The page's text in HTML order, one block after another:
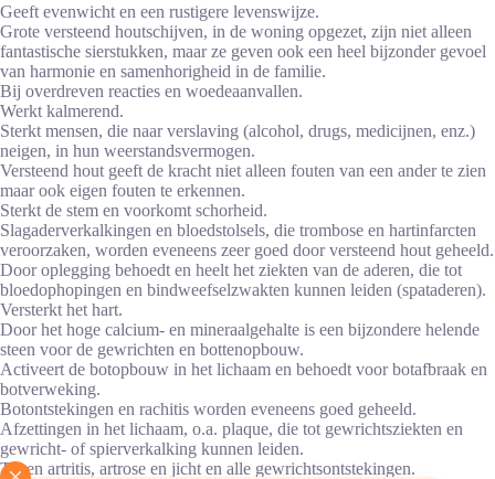
Geeft evenwicht en een rustigere levenswijze.
Grote versteend houtschijven, in de woning opgezet, zijn niet alleen
fantastische sierstukken, maar ze geven ook een heel bijzonder gevoel
van harmonie en samenhorigheid in de familie.
Bij overdreven reacties en woedeaanvallen.
Werkt kalmerend.
Sterkt mensen, die naar verslaving (alcohol, drugs, medicijnen, enz.)
neigen, in hun weerstandsvermogen.
Versteend hout geeft de kracht niet alleen fouten van een ander te zien
maar ook eigen fouten te erkennen.
Sterkt de stem en voorkomt schorheid.
Slagaderverkalkingen en bloedstolsels, die trombose en hartinfarcten
veroorzaken, worden eveneens zeer goed door versteend hout geheeld.
Door oplegging behoedt en heelt het ziekten van de aderen, die tot
bloedophopingen en bindweefselzwakten kunnen leiden (spataderen).
Versterkt het hart.
Door het hoge calcium- en mineraalgehalte is een bijzondere helende
steen voor de gewrichten en bottenopbouw.
Activeert de botopbouw in het lichaam en behoedt voor botafbraak en
botverweking.
Botontstekingen en rachitis worden eveneens goed geheeld.
Afzettingen in het lichaam, o.a. plaque, die tot gewrichtsziekten en
gewricht- of spierverkalking kunnen leiden.
Tegen artritis, artrose en jicht en alle gewrichtsontstekingen.